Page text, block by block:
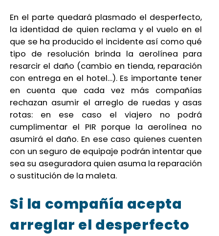
En el parte quedará plasmado el desperfecto,
la identidad de quien reclama y el vuelo en el
que se ha producido el incidente así como qué
tipo de resolución brinda la aerolínea para
resarcir el daño (cambio en tienda, reparación
con entrega en el hotel…). Es importante tener
en cuenta que cada vez más compañías
rechazan asumir el arreglo de ruedas y asas
rotas: en ese caso el viajero no podrá
cumplimentar el PIR porque la aerolínea no
asumirá el daño. En ese caso quienes cuenten
con un seguro de equipaje podrán intentar que
sea su aseguradora quien asuma la reparación
o sustitución de la maleta.
Si la compañía acepta
arreglar el desperfecto